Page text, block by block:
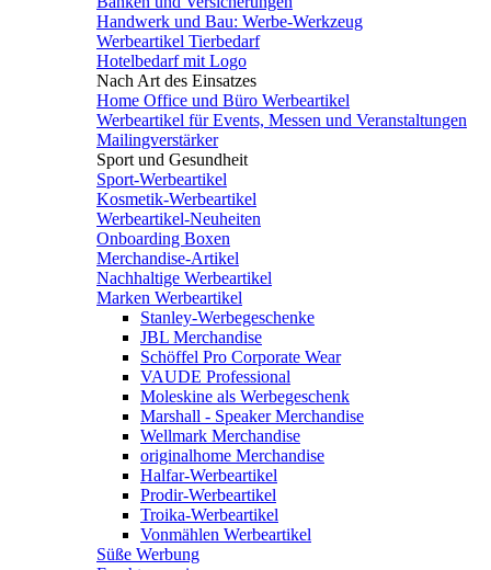
Handwerk und Bau: Werbe-Werkzeug
Werbeartikel Tierbedarf
Hotelbedarf mit Logo
Nach Art des Einsatzes
Home Office und Büro Werbeartikel
Werbeartikel für Events, Messen und Veranstaltungen
Mailingverstärker
Sport und Gesundheit
Sport-Werbeartikel
Kosmetik-Werbeartikel
Werbeartikel-Neuheiten
Onboarding Boxen
Merchandise-Artikel
Nachhaltige Werbeartikel
Marken Werbeartikel
Stanley-Werbegeschenke
JBL Merchandise
Schöffel Pro Corporate Wear
VAUDE Professional
Moleskine als Werbegeschenk
Marshall - Speaker Merchandise
Wellmark Merchandise
originalhome Merchandise
Halfar-Werbeartikel
Prodir-Werbeartikel
Troika-Werbeartikel
Vonmählen Werbeartikel
Süße Werbung